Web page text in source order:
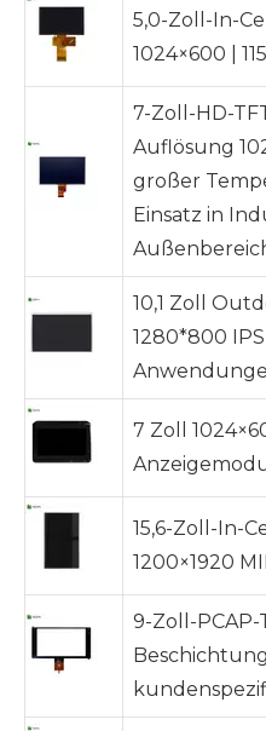
5,0-Zoll-In-
1024×600 |
7-Zoll-HD-
Auflösung
großer
Einsatz in
10,1 Zoll
1280*800
7 Zoll
15,6-Zoll-In-
1200×1920
9-Zoll-